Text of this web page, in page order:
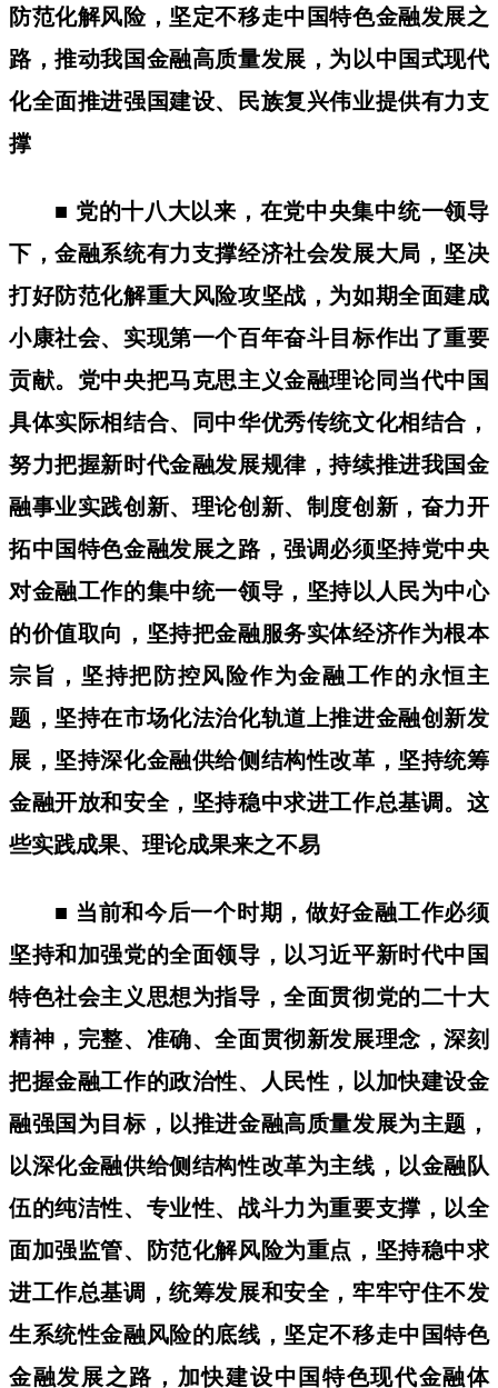
防范化解风险，坚定不移走中国特色金融发展之
路，推动我国金融高质量发展，为以中国式现代
化全面推进强国建设、民族复兴伟业提供有力支
撑
■ 党的十八大以来，在党中央集中统一领导
下，金融系统有力支撑经济社会发展大局，坚决
打好防范化解重大风险攻坚战，为如期全面建成
小康社会、实现第一个百年奋斗目标作出了重要
贡献。党中央把马克思主义金融理论同当代中国
具体实际相结合、同中华优秀传统文化相结合，
努力把握新时代金融发展规律，持续推进我国金
融事业实践创新、理论创新、制度创新，奋力开
拓中国特色金融发展之路，强调必须坚持党中央
对金融工作的集中统一领导，坚持以人民为中心
的价值取向，坚持把金融服务实体经济作为根本
宗旨，坚持把防控风险作为金融工作的永恒主
题，坚持在市场化法治化轨道上推进金融创新发
展，坚持深化金融供给侧结构性改革，坚持统筹
金融开放和安全，坚持稳中求进工作总基调。这
些实践成果、理论成果来之不易
■ 当前和今后一个时期，做好金融工作必须
坚持和加强党的全面领导，以习近平新时代中国
特色社会主义思想为指导，全面贯彻党的二十大
精神，完整、准确、全面贯彻新发展理念，深刻
把握金融工作的政治性、人民性，以加快建设金
融强国为目标，以推进金融高质量发展为主题，
以深化金融供给侧结构性改革为主线，以金融队
伍的纯洁性、专业性、战斗力为重要支撑，以全
面加强监管、防范化解风险为重点，坚持稳中求
进工作总基调，统筹发展和安全，牢牢守住不发
生系统性金融风险的底线，坚定不移走中国特色
金融发展之路，加快建设中国特色现代金融体